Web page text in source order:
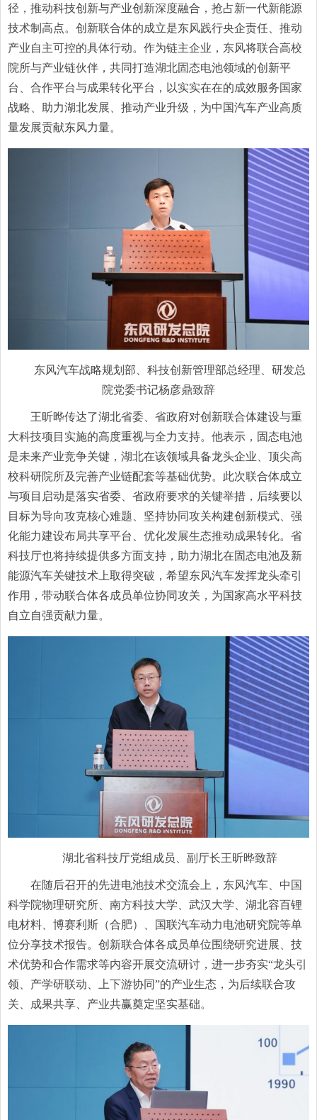
径，推动科技创新与产业创新深度融合，抢占新一代新能源
技术制高点。创新联合体的成立是东风践行央企责任、推动
产业自主可控的具体行动。作为链主企业，东风将联合高校
院所与产业链伙伴，共同打造湖北固态电池领域的创新平
台、合作平台与成果转化平台，以实实在在的成效服务国家
战略、助力湖北发展、推动产业升级，为中国汽车产业高质
量发展贡献东风力量。
东风汽车战略规划部、科技创新管理部总经理、研发总
院党委书记杨彦鼎致辞
王昕晔传达了湖北省委、省政府对创新联合体建设与重
大科技项目实施的高度重视与全力支持。他表示，固态电池
是未来产业竞争关键，湖北在该领域具备龙头企业、顶尖高
校科研院所及完善产业链配套等基础优势。此次联合体成立
与项目启动是落实省委、省政府要求的关键举措，后续要以
目标为导向攻克核心难题、坚持协同攻关构建创新模式、强
化能力建设布局共享平台、优化发展生态推动成果转化。省
科技厅也将持续提供多方面支持，助力湖北在固态电池及新
能源汽车关键技术上取得突破，希望东风汽车发挥龙头牵引
作用，带动联合体各成员单位协同攻关，为国家高水平科技
自立自强贡献力量。
湖北省科技厅党组成员、副厅长王昕晔致辞
在随后召开的先进电池技术交流会上，东风汽车、中国
科学院物理研究所、南方科技大学、武汉大学、湖北容百锂
电材料、博赛利斯（合肥）、国联汽车动力电池研究院等单
位分享技术报告。创新联合体各成员单位围绕研究进展、技
术优势和合作需求等内容开展交流研讨，进一步夯实“龙头引
领、产学研联动、上下游协同”的产业生态，为后续联合攻
关、成果共享、产业共赢奠定坚实基础。